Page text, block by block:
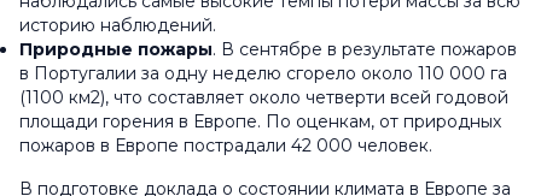
историю наблюдений.
Природные пожары. В сентябре в результате пожаров
в Португалии за одну неделю сгорело около 110 000 га
(1100 км2), что составляет около четверти всей годовой
площади горения в Европе. По оценкам, от природных
пожаров в Европе пострадали 42 000 человек.
В подготовке доклада о состоянии климата в Европе за